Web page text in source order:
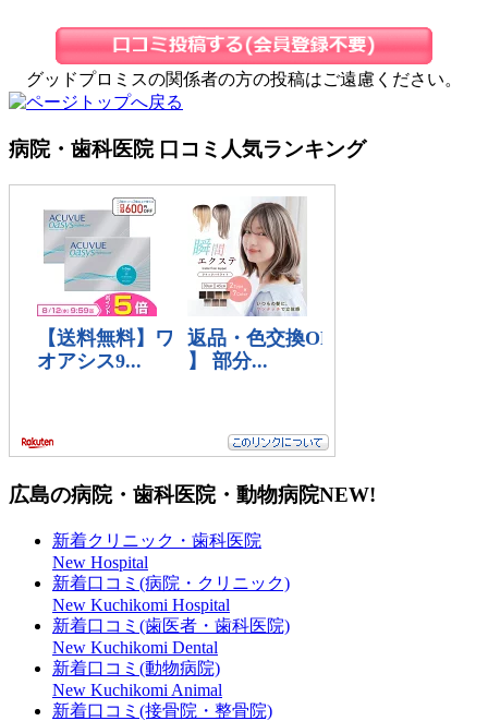
グッドプロミスの関係者の方の投稿はご遠慮ください。
病院・歯科医院 口コミ人気ランキング
広島の病院・歯科医院・動物病院NEW!
新着クリニック・歯科医院
New Hospital
新着口コミ(病院・クリニック)
New Kuchikomi Hospital
新着口コミ(歯医者・歯科医院)
New Kuchikomi Dental
新着口コミ(動物病院)
New Kuchikomi Animal
新着口コミ(接骨院・整骨院)